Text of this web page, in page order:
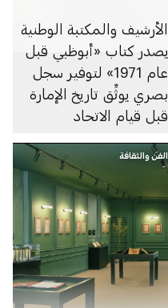
الأرشيف والمكتبة الوطنية
يصدر كتاب «أبوظبي قبل
عام 1971» لتوفير سجل
بصري يوثِّق تاريخ الإمارة
قبل قيام الاتحاد
الفن والثقافة